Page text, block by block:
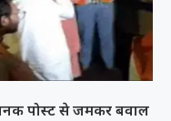
पोस्ट से जमकर बवाल